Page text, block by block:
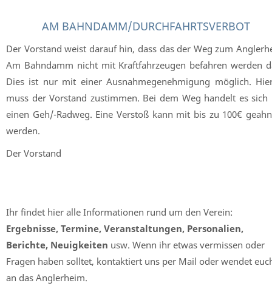
AM BAHNDAMM/DURCHFAHRTSVERBOT
Der Vorstand weist darauf hin, dass das der Weg zum
Am Bahndamm nicht mit Kraftfahrzeugen befahren werden
Dies ist nur mit einer Ausnahmegenehmigung möglich.
muss der Vorstand zustimmen. Bei dem Weg handelt es sich
einen Geh/-Radweg. Eine Verstoß kann mit bis zu 100€
werden.
Der Vorstand
Ihr findet hier alle Informationen rund um den Verein:
Ergebnisse, Termine, Veranstaltungen, Personalien,
Berichte, Neuigkeiten usw. Wenn ihr etwas vermissen oder
Fragen haben solltet, kontaktiert uns per Mail oder wendet
an das Anglerheim.